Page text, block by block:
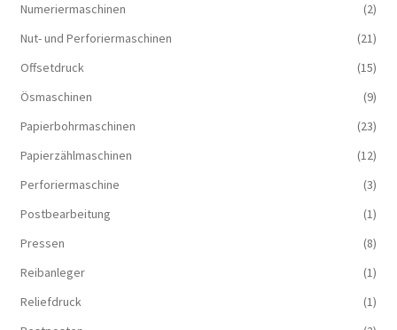
Numeriermaschinen
(2)
Nut- und Perforiermaschinen
(21)
Offsetdruck
(15)
Ösmaschinen
(9)
Papierbohrmaschinen
(23)
Papierzählmaschinen
(12)
Perforiermaschine
(3)
Postbearbeitung
(1)
Pressen
(8)
Reibanleger
(1)
Reliefdruck
(1)